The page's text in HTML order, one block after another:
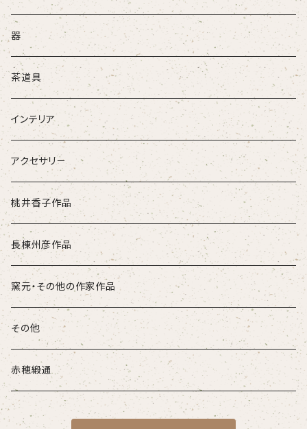
器
茶道具
インテリア
アクセサリ－
桃井香子作品
長棟州彦作品
窯元・その他の作家作品
その他
赤穂緞通